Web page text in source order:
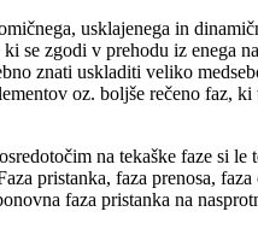
usklajenega in
se zgodi v prehodu iz enega
znati uskladiti veliko
oz. boljše rečeno faz,
na tekaške faze si le
pristanka, faza prenosa,
faza pristanka na